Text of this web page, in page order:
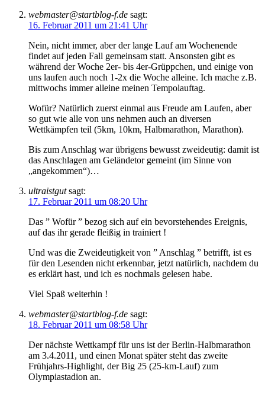
webmaster@startblog-f.de sagt:
16. Februar 2011 um 21:41 Uhr
Nein, nicht immer, aber der lange Lauf am Wochenende
findet auf jeden Fall gemeinsam statt. Ansonsten gibt es
während der Woche 2er- bis 4er-Grüppchen, und einige von
uns laufen auch noch 1-2x die Woche alleine. Ich mache z.B.
mittwochs immer alleine meinen Tempolauftag.
Wofür? Natürlich zuerst einmal aus Freude am Laufen, aber
so gut wie alle von uns nehmen auch an diversen
Wettkämpfen teil (5km, 10km, Halbmarathon, Marathon).
Bis zum Anschlag war übrigens bewusst zweideutig: damit ist
das Anschlagen am Geländetor gemeint (im Sinne von
„angekommen“)…
ultraistgut sagt:
17. Februar 2011 um 08:20 Uhr
Das ” Wofür ” bezog sich auf ein bevorstehendes Ereignis,
auf das ihr gerade fleißig in trainiert !
Und was die Zweideutigkeit von ” Anschlag ” betrifft, ist es
für den Lesenden nicht erkennbar, jetzt natürlich, nachdem du
es erklärt hast, und ich es nochmals gelesen habe.
Viel Spaß weiterhin !
webmaster@startblog-f.de sagt:
18. Februar 2011 um 08:58 Uhr
Der nächste Wettkampf für uns ist der Berlin-Halbmarathon
am 3.4.2011, und einen Monat später steht das zweite
Frühjahrs-Highlight, der Big 25 (25-km-Lauf) zum
Olympiastadion an.